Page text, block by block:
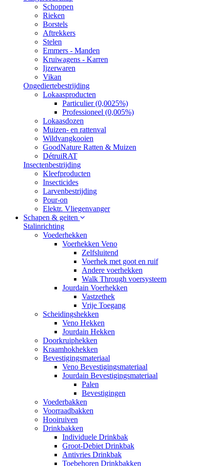
Schoppen
Rieken
Borstels
Aftrekkers
Stelen
Emmers - Manden
Kruiwagens - Karren
Ijzerwaren
Vikan
Ongediertebestrijding
Lokaasproducten
Particulier (0,0025%)
Professioneel (0,005%)
Lokaasdozen
Muizen- en rattenval
Wildvangkooien
GoodNature Ratten & Muizen
DétruiRAT
Insectenbestrijding
Kleefproducten
Insecticides
Larvenbestrijding
Pour-on
Elektr. Vliegenvanger
Schapen & geiten
Stalinrichting
Voederhekken
Voerhekken Veno
Zelfsluitend
Voerhek met goot en ruif
Andere voerhekken
Walk Through voersysteem
Jourdain Voerhekken
Vastzethek
Vrije Toegang
Scheidingshekken
Veno Hekken
Jourdain Hekken
Doorkruiphekken
Kraamhokhekken
Bevestigingsmateriaal
Veno Bevestigingsmateriaal
Jourdain Bevestigingsmateriaal
Palen
Bevestigingen
Voederbakken
Voorraadbakken
Hooiruiven
Drinkbakken
Individuele Drinkbak
Groot-Debiet Drinkbak
Antivries Drinkbak
Toebehoren Drinkbakken